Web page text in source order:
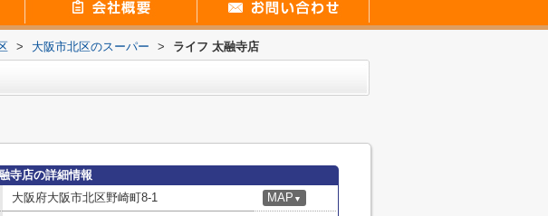
> 大阪市北区のスーパー > ライフ 太融寺店
寺店の詳細情報
大阪府大阪市北区野崎町8-1 MAP ▼